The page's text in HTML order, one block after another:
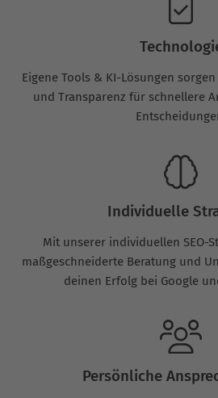
Eigene Tools & KI-Lösungen
und Transparenz für schnellere
Individuelle
Mit unserer individuellen SEO-
maßgeschneiderte Beratung und
deinen Erfolg bei Google
Persönliche